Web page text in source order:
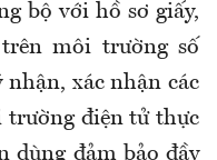
bộ với hồ sơ giấy,
môi trường số
nhận, xác nhận các
trường điện tử thực
dùng đảm bảo đầy